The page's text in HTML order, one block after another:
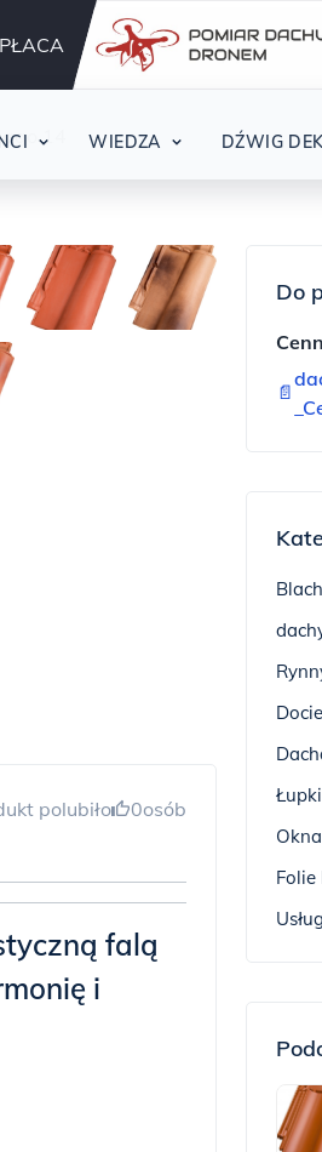
Działamy nieprzerwanie
WIEDZA DŹWIG
14
polubiło 0osób
falą
i
Do
📄